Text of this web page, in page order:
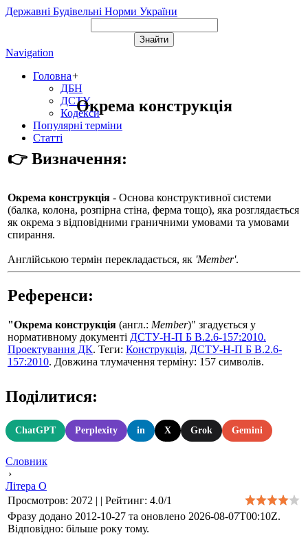
Державні Будівельні Норми України
Navigation
Головна+
ДБН
ДСТУ
Кодекси
Популярні терміни
Статті
Окрема конструкція
👉 Визначення:
Окрема конструкція - Основа конструктивної системи
(балка, колона, розпірна стіна, ферма тощо), яка розглядається
як окрема з відповідними граничними умовами та умовами
спирання.
Англійською термін перекладається, як 'Member'.
Референси:
"Окрема конструкція (англ.: Member)" згадується у
нормативному документі ДСТУ-Н-П Б В.2.6-157:2010.
Проектування ДК. Теги: Конструкція, ДСТУ-Н-П Б В.2.6-
157:2010. Довжина тлумачення терміну: 157 символів.
Поділитися:
ChatGPT Perplexity in X Grok Gemini
Словник
›
Літера О
Просмотров: 2072 | | Рейтинг: 4.0/1
Фразу додано 2012-10-27 та оновлено 2026-08-07T00:10Z.
Відповідно: більше року тому.